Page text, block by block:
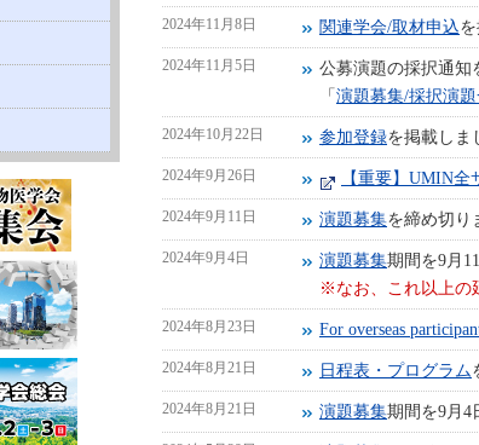
2024年11月8日 関連学会/取材申込
2024年11月5日
公募演題の採択通知
「演題募集/採択演
2024年10月22日 参加登録を掲載しま
2024年9月26日 【重要】UMIN
2024年9月11日 演題募集を締め切り
2024年9月4日 演題募集期間を9月
※なお、これ以上の
2024年8月23日 For overseas
2024年8月21日 日程表・プログラム
2024年8月21日 演題募集期間を9月4